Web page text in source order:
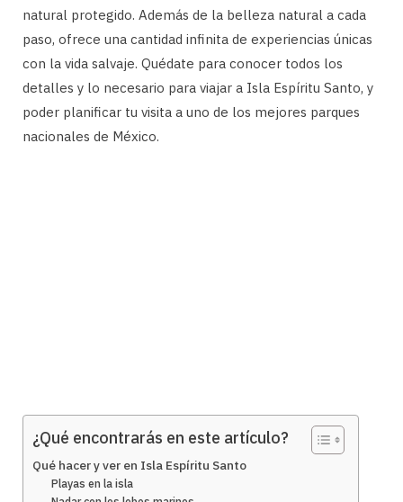
natural protegido. Además de la belleza natural a cada
paso, ofrece una cantidad infinita de experiencias únicas
con la vida salvaje. Quédate para conocer todos los
detalles y lo necesario para viajar a Isla Espíritu Santo, y
poder planificar tu visita a uno de los mejores parques
nacionales de México.
¿Qué encontrarás en este artículo?
Qué hacer y ver en Isla Espíritu Santo
Playas en la isla